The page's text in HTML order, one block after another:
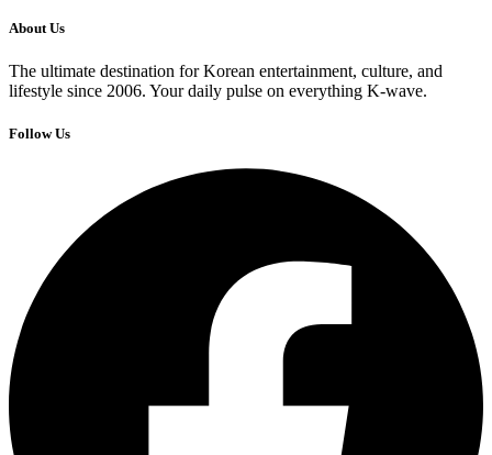
About Us
The ultimate destination for Korean entertainment, culture, and
lifestyle since 2006. Your daily pulse on everything K-wave.
Follow Us